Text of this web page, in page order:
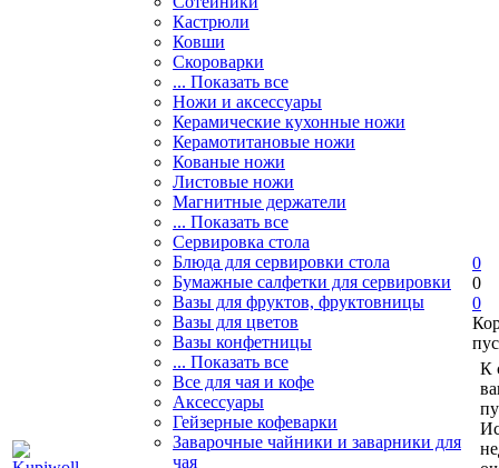
Кастрюли
Ковши
Скороварки
... Показать все
Ножи и аксессуары
Керамические кухонные ножи
Керамотитановые ножи
Кованые ножи
Листовые ножи
Магнитные держатели
... Показать все
Сервировка стола
Блюда для сервировки стола
Бумажные салфетки для сервировки
Вазы для фруктов, фруктовницы
Вазы для цветов
Вазы конфетницы
... Показать все
Все для чая и кофе
Аксессуары
Гейзерные кофеварки
Заварочные чайники и заварники для
чая
0
0
0
К